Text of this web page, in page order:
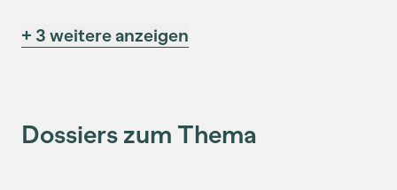
+ 3 weitere anzeigen
Dossiers zum Thema